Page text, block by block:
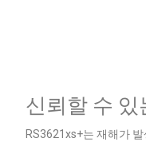
신뢰할 수 있
RS3621xs+는 재해가